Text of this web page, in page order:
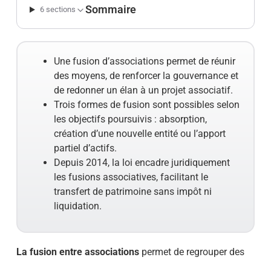
6 sections Sommaire
Une fusion d’associations permet de réunir
des moyens, de renforcer la gouvernance et
de redonner un élan à un projet associatif.
Trois formes de fusion sont possibles selon
les objectifs poursuivis : absorption,
création d’une nouvelle entité ou l’apport
partiel d’actifs.
Depuis 2014, la loi encadre juridiquement
les fusions associatives, facilitant le
transfert de patrimoine sans impôt ni
liquidation.
La fusion entre associationspermet de regrouper des